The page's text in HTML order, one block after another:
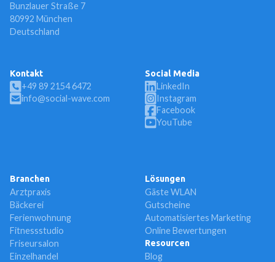
Bunzlauer Straße 7
80992 München
Deutschland
Kontakt
+49 89 2154 6472
info@social-wave.com
Social Media
LinkedIn
Instagram
Facebook
YouTube
Branchen
Arztpraxis
Bäckerei
Ferienwohnung
Fitnessstudio
Friseursalon
Einzelhandel
Lösungen
Gäste WLAN
Gutscheine
Automatisiertes Marketing
Online Bewertungen
Resourcen
Blog